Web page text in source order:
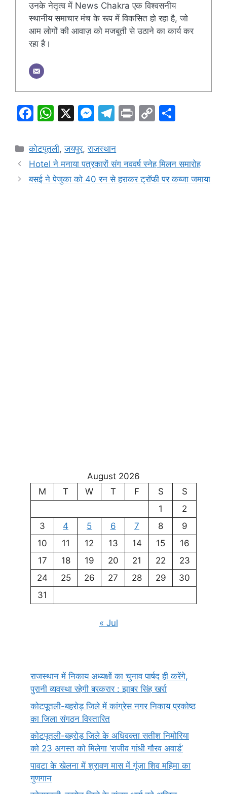
उनके नेतृत्व में News Chakra एक विश्वसनीय
स्थानीय समाचार मंच के रूप में विकसित हो रहा है, जो
आम लोगों की आवाज़ को मजबूती से उठाने का कार्य कर
रहा है।
F
c
e
b
W
at
s
A
X
M
s
s
e
T
e
gr
a
Pr C
y
Li
e
Categories
कोटपूतली,जयपुर,राजस्थान
Hotel ने मनाया पत्रकारों संग नववर्ष स्नेह मिलन समारोह
बसई ने पेजुका को 40 रन से हराकर ट्रॉफी पर कब्जा जमाया
August 2026
M
T W T F S
S
1
2
3
4 5 6 7 8
9
10
11 12 13 14 15
16
17
18 19 20 21 22
23
24
25 26 27 28 29
30
31
« Jul
राजस्थान में निकाय अध्यक्षों का चुनाव पार्षद ही करेंगे,
पुरानी व्यवस्था रहेगी बरकरार : झाबर सिंह खर्रा
कोटपूतली-बहरोड़ जिले में कांग्रेस नगर निकाय प्रकोष्ठ
का जिला संगठन विस्तारित
कोटपूतली-बहरोड़ जिले के अधिवक्ता सतीश निमोरिया
को 23 अगस्त को मिलेगा ‘राजीव गांधी गौरव अवार्ड’
पावटा के खेलना में श्रावण मास में गूंजा शिव महिमा का
गुणगान